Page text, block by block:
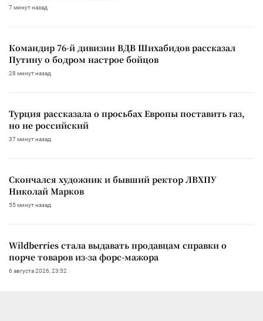
7 минут назад
Командир 76-й дивизии ВДВ Шихабидов рассказал
Путину о бодром настрое бойцов
28 минут назад
Турция рассказала о просьбах Европы поставить газ,
но не российский
37 минут назад
Скончался художник и бывший ректор ЛВХПУ
Николай Марков
55 минут назад
Wildberries стала выдавать продавцам справки о
порче товаров из-за форс-мажора
6 августа 2026, 23:52